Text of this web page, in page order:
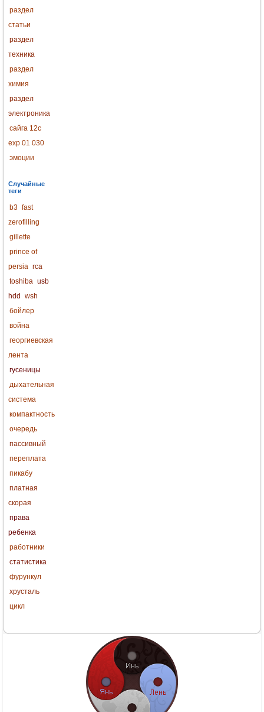
раздел
статьи
раздел
техника
раздел
химия
раздел
электроника
сайга 12с
exp 01 030
эмоции
Случайные
теги
b3 fast
zerofilling
gillette
prince of
persia rca
toshiba usb
hdd
wsh
бойлер
война
георгиевская
лента
гусеницы
дыхательная
система
компактность
очередь
пассивный
переплата
пикабу
платная
скорая
права
ребенка
работники
статистика
фурункул
хрусталь
цикл